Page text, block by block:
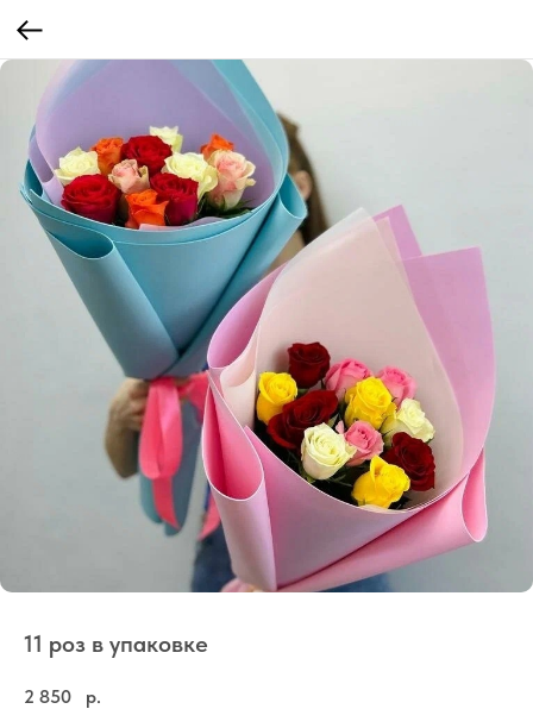
11 роз в упаковке
2 850 р.